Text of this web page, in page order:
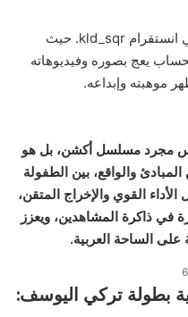
انستقرامkld_sqr. حيث
ألف متابع. والحساب يعج بصوره وفيديوهاته
موهبته وإبداعه.
مجرد مسلسل أكشن، بل هو
والواقع، بين الطفولة
القوي والإخراج المتقن،
في ذاكرة المشاهدين، ويعزز
الساحة العربية.
بطولة تركي اليوسف: